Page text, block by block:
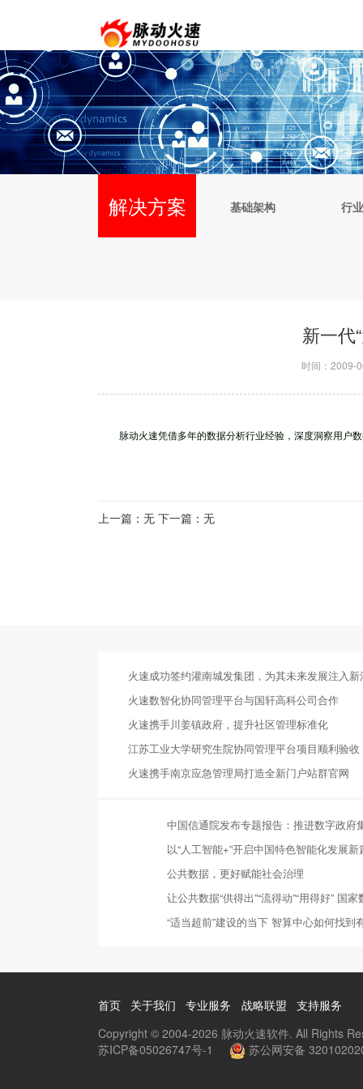
解决方案 基础架构 行
新一代
时间：2009-
脉动火速凭借多年的数据分析行业经验，深度洞察用户
上一篇：无 下一篇：无
火速成功签约灌南城发集团，为其未来发展注入新
火速数智化协同管理平台与国轩高科公司合作
火速携手川姜镇政府，提升社区管理标准化
江苏工业大学研究生院协同管理平台项目顺利验收
火速携手南京应急管理局打造全新门户站群官网
中国信通院发布专题报告：推进数字政府
以“人工智能+”开启中国特色智能化发展新
公共数据，更好赋能社会治理
让公共数据“供得出”“流得动”“用得好” 国
“适当超前”建设的当下 智算中心如何找到
首页 关于我们 专业服务 战略联盟
支持服务
Copyright © 2004-2026 脉动火速软件. All Rights
苏公网安备
苏ICP备05026747号-1